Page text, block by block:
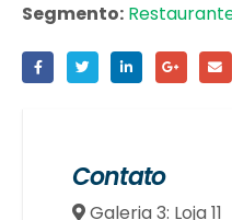
Segmento:
Contato
Galeria 3: Loja 11